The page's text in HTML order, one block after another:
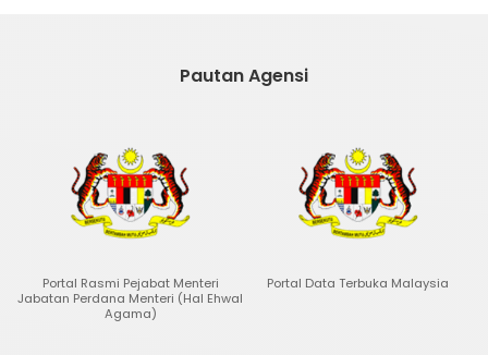
Pautan Agensi
Portal Rasmi Pejabat Menteri
Jabatan Perdana Menteri (Hal Ehwal
Agama)
Portal Data Terbuka Malaysia